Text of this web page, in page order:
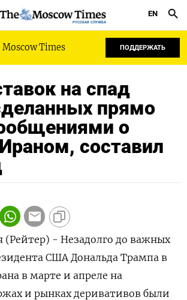
РУССКАЯ СЛУЖБА
EN
Times ПОДДЕРЖАТЬ
на спад
прямо
о
составил
- Незадолго до важных
США Дональда Трампа в
в марте и апреле на
и рынках деривативов были